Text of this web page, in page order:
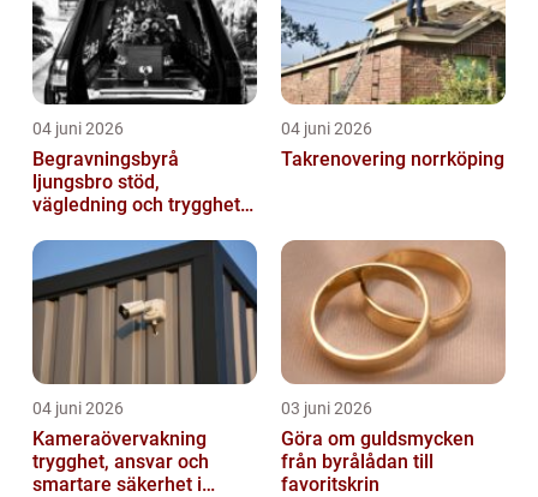
04 juni 2026
Begravningsbyrå
ljungsbro stöd,
vägledning och trygghet
04 juni 2026
Takrenovering norrköping
04 juni 2026
Kameraövervakning
trygghet, ansvar och
smartare säkerhet i
03 juni 2026
Göra om guldsmycken
från byrålådan till
favoritskrin